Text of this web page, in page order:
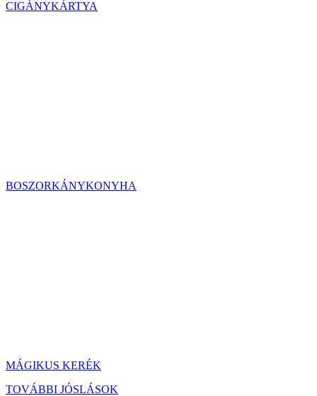
CIGÁNYKÁRTYA
BOSZORKÁNYKONYHA
MÁGIKUS KERÉK
TOVÁBBI JÓSLÁSOK